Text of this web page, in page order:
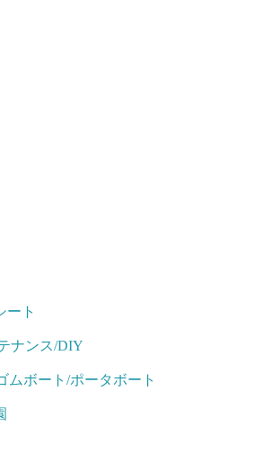
ート
ナンス/DIY
ムボート/ポータボート